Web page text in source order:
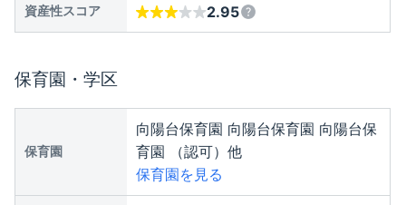
資産性スコア 2.95
保育園・学区
保育園
向陽台保育園 向陽台保育園 向陽台保
育園 （認可）他
保育園を見る